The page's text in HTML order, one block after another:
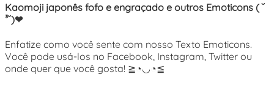
Kaomoji japonês fofo e engraçado e outros Emoticons ( ˘
³˘)❤
Enfatize como você sente com nosso Texto Emoticons.
Você pode usá-los no Facebook, Instagram, Twitter ou
onde quer que você gosta! ≧◔◡◔≦